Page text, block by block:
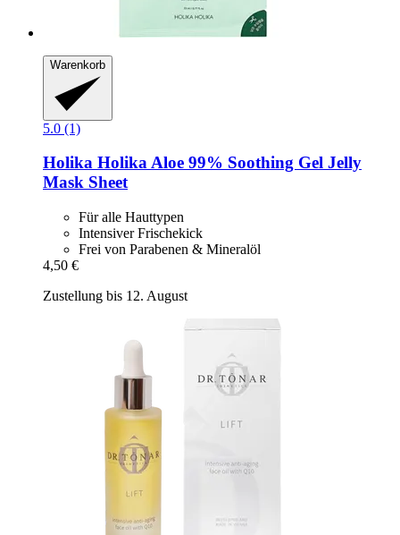
Warenkorb
5.0 (1)
Holika HolikaAloe 99% Soothing Gel Jelly
Mask Sheet
Für alle Hauttypen
Intensiver Frischekick
Frei von Parabenen & Mineralöl
4,50 €
Zustellung bis 12. August